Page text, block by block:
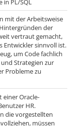
in PL/SQL
mit der Arbeitsweise
der
vertraut gemacht,
Entwickler sinnvoll ist.
um Code fachlich
Strategien zur
Probleme zu
einer Oracle-
HR.
die vorgestellten
müssen